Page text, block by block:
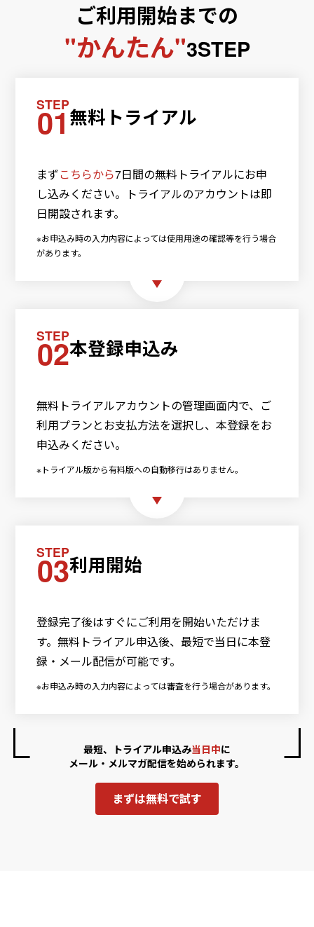
ご利用開始までの
"かんたん"3STEP
STEP
01 無料トライアル
まずこちらから7日間の無料トライアルにお申
し込みください。トライアルのアカウントは即
日開設されます。
※お申込み時の入力内容によっては使用用途の確認等を行う場合
があります。
STEP
02本登録申込み
無料トライアルアカウントの管理画面内で、ご
利用プランとお支払方法を選択し、本登録をお
申込みください。
※トライアル版から有料版への自動移行はありません。
STEP
03利用開始
登録完了後はすぐにご利用を開始いただけま
す。無料トライアル申込後、最短で当日に本登
録・メール配信が可能です。
※お申込み時の入力内容によっては審査を行う場合があります。
最短、トライアル申込み当日中に
メール・メルマガ配信を始められます。
まずは無料で試す